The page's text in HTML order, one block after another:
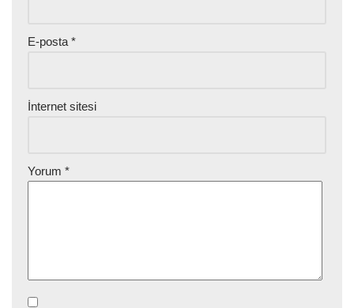
E-posta *
İnternet sitesi
Yorum *